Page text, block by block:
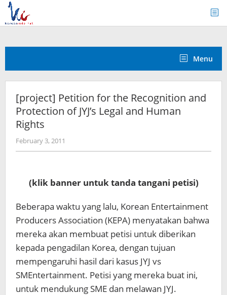
Skip
content
Menu
[project] Petition for the Recognition and
Protection of JYJ’s Legal and Human
Rights
February 3, 2011
Koreanindo
(klik banner untuk tanda tangani petisi)
Beberapa waktu yang lalu, Korean Entertainment
Producers Association (KEPA) menyatakan bahwa
mereka akan membuat petisi untuk diberikan
kepada pengadilan Korea, dengan tujuan
mempengaruhi hasil dari kasus JYJ vs
SMEntertainment. Petisi yang mereka buat ini,
untuk mendukung SME dan melawan JYJ.